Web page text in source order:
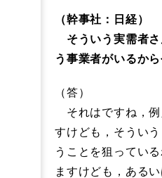
（幹事社：日経）
そういう実需者さ
う事業者がいるか
（答）
それはですね，
すけども，そうい
うことを狙ってい
ますけども，ある